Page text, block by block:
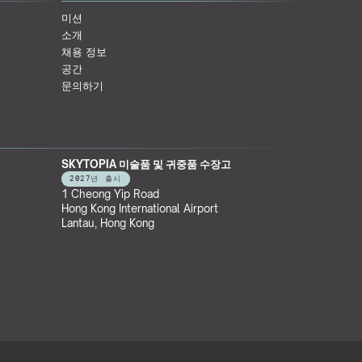
미션
소개
채용 정보
공간
문의하기
SKYTOPIA 미술품 및 귀중품 수장고
2027년 출시
1 Cheong Yip Road
Hong Kong International Airport
Lantau, Hong Kong